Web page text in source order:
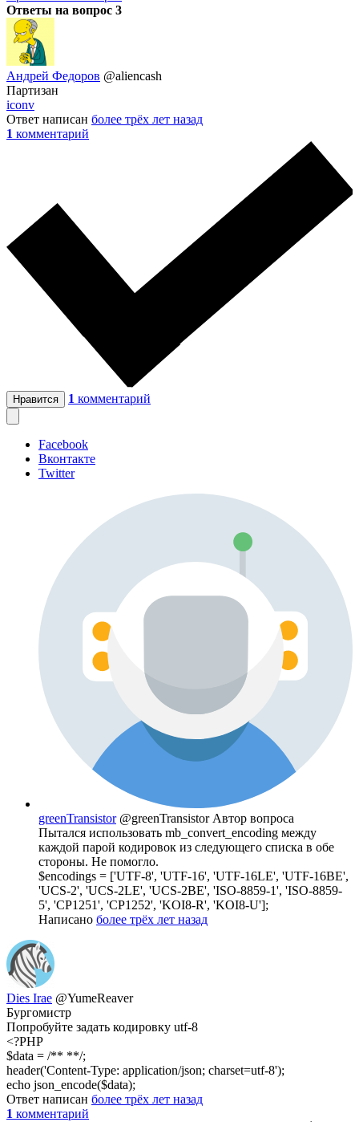
Ответы на вопрос 3
Андрей Федоров @aliencash
Партизан
iconv
Ответ написан более трёх лет назад
1 комментарий
Нравится 1 комментарий
Facebook
Вконтакте
Twitter
greenTransistor @greenTransistor Автор вопроса
Пытался использовать mb_convert_encoding между
каждой парой кодировок из следующего списка в обе
стороны. Не помогло.
$encodings = ['UTF-8', 'UTF-16', 'UTF-16LE', 'UTF-16BE',
'UCS-2', 'UCS-2LE', 'UCS-2BE', 'ISO-8859-1', 'ISO-8859-
5', 'CP1251', 'CP1252', 'KOI8-R', 'KOI8-U'];
Написано более трёх лет назад
Dies Irae @YumeReaver
Бургомистр
Попробуйте задать кодировку utf-8
<?PHP
$data = /** **/;
header('Content-Type: application/json; charset=utf-8');
echo json_encode($data);
Ответ написан более трёх лет назад
1 комментарий